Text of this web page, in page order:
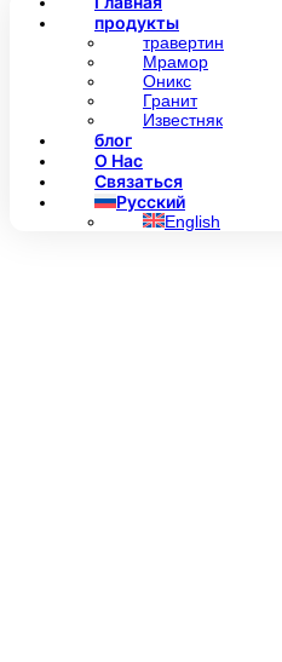
продукты
травертин
Мрамор
Оникс
Гранит
Известняк
блог
О Нас
Связаться
Русский
English